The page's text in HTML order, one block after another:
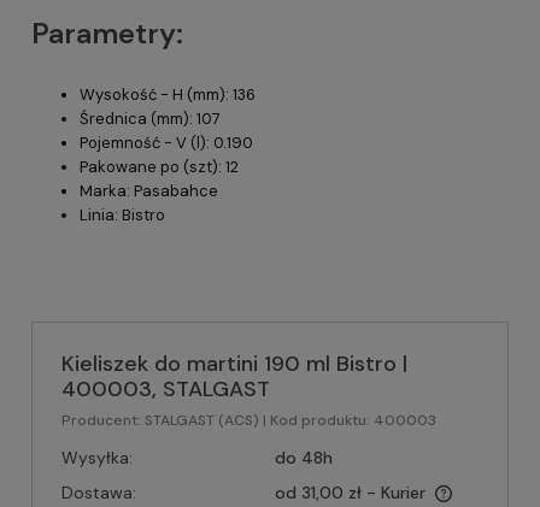
Parametry:
Wysokość - H (mm): 136
Średnica (mm): 107
Pojemność - V (l): 0.190
Pakowane po (szt): 12
Marka: Pasabahce
Linia: Bistro
Kieliszek do martini 190 ml Bistro |
400003, STALGAST
Producent: STALGAST (ACS) | Kod produktu: 400003
Wysyłka:
do 48h
Dostawa:
od 31,00 zł - Kurier